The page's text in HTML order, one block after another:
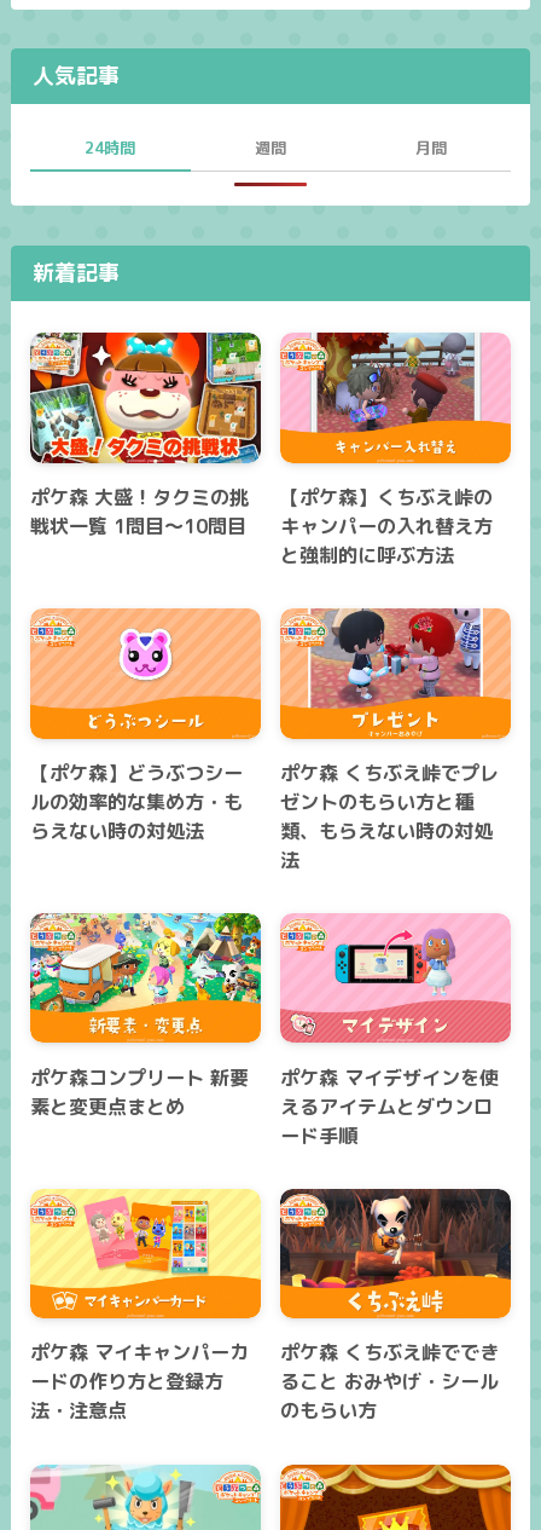
人気記事
24時間 週間 月間
新着記事
ポケ森 大盛！タクミの挑
戦状一覧 1問目～10問目
【ポケ森】くちぶえ峠の
キャンパーの入れ替え方
と強制的に呼ぶ方法
【ポケ森】どうぶつシー
ルの効率的な集め方・も
らえない時の対処法
ポケ森 くちぶえ峠でプレ
ゼントのもらい方と種
類、もらえない時の対処
法
ポケ森コンプリート 新要
素と変更点まとめ
ポケ森 マイデザインを使
えるアイテムとダウンロ
ード手順
ポケ森 マイキャンパーカ
ードの作り方と登録方
法・注意点
ポケ森 くちぶえ峠ででき
ること おみやげ・シール
のもらい方